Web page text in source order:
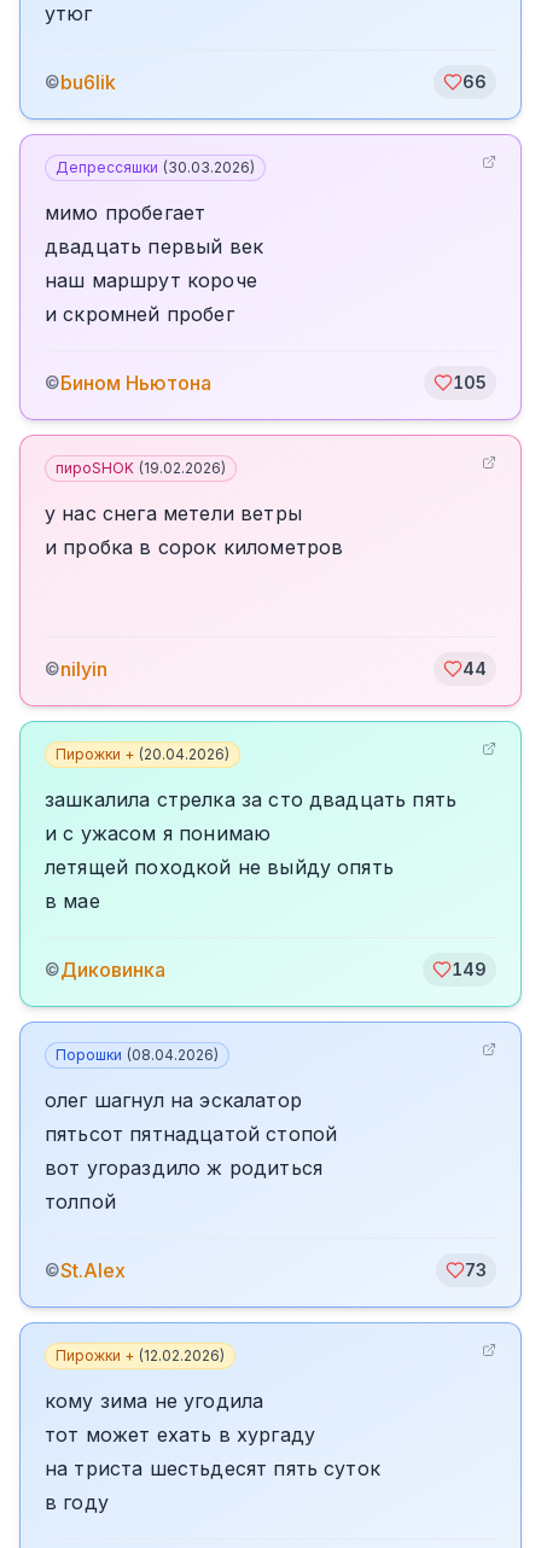
утюг
©bu6lik 66
Депрессяшки (30.03.2026)
мимо пробегает
двадцать первый век
наш маршрут короче
и скромней пробег
©Бином Ньютона 105
пироSHOK (19.02.2026)
у нас снега метели ветры
и пробка в сорок километров
©nilyin 44
Пирожки + (20.04.2026)
зашкалила стрелка за сто двадцать пять
и с ужасом я понимаю
летящей походкой не выйду опять
в мае
©Диковинка 149
Порошки (08.04.2026)
олег шагнул на эскалатор
пятьсот пятнадцатой стопой
вот угораздило ж родиться
толпой
©St.Alex 73
Пирожки + (12.02.2026)
кому зима не угодила
тот может ехать в хургаду
на триста шестьдесят пять суток
в году